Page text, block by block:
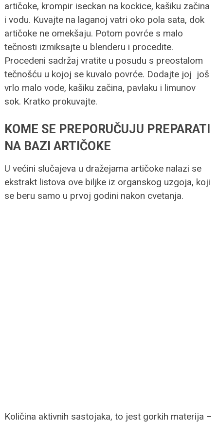
artičoke, krompir iseckan na kockice, kašiku začina
i vodu. Kuvajte na laganoj vatri oko pola sata, dok
artičoke ne omekšaju. Potom povrće s malo
tečnosti izmiksajte u blenderu i procedite.
Procedeni sadržaj vratite u posudu s preostalom
tečnošću u kojoj se kuvalo povrće. Dodajte joj još
vrlo malo vode, kašiku začina, pavlaku i limunov
sok. Kratko prokuvajte.
KOME SE PREPORUČUJU PREPARATI
NA BAZI ARTIČOKE
U većini slučajeva u dražejama artičoke nalazi se
ekstrakt listova ove biljke iz organskog uzgoja, koji
se beru samo u prvoj godini nakon cvetanja.
Količina aktivnih sastojaka, to jest gorkih materija –